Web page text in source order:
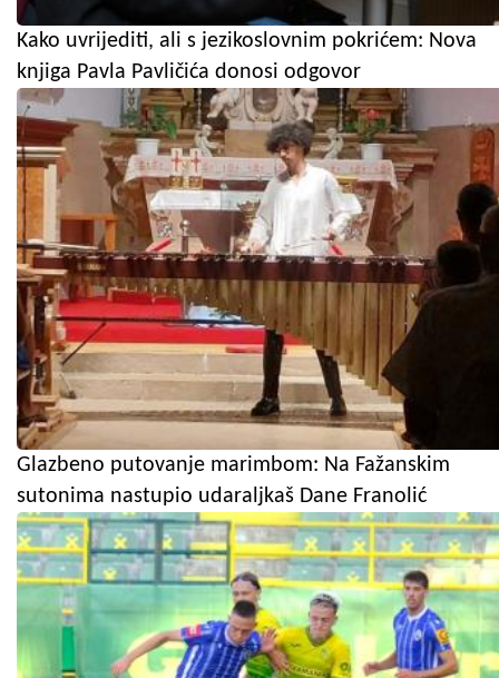
Kako uvrijediti, ali s jezikoslovnim pokrićem: Nova
knjiga Pavla Pavličića donosi odgovor
Glazbeno putovanje marimbom: Na Fažanskim
sutonima nastupio udaraljkaš Dane Franolić